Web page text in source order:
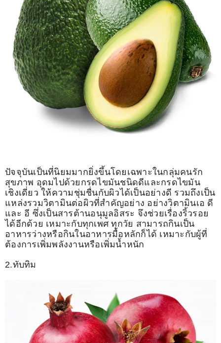
ปัจจุบันเป็นที่นิยมมากยิ่งขึ้นโดยเฉพาะในกลุ่มคนรัก
สุขภาพ อุดมไปด้วยกรดไขมันชนิดดีและกรดไขมัน
เชิงเดี่ยว ให้ความชุ่มชื่นกับผิวได้เป็นอย่างดี รวมถึงเป็น
แหล่งรวมวิตามินต่อผิวที่สำคัญอย่าง อย่างวิตามินเอ ดี
และ อี ซึ่งเป็นสารต้านอนุมูลอิสระ จึงช่วยเรื่องริ้วรอย
ได้อีกด้วย เหมาะกับทุกเพศ ทุกวัย สามารถกินเป็น
อาหารว่างหรือกินในอาหารมื้อหลักก็ได้ เหมาะกับผู้ที่
ต้องการเพิ่มพลังงานหรือเพิ่มน้ำหนัก
2.ทับทิม